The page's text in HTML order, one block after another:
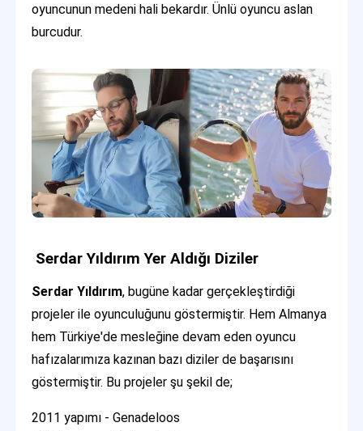
oyuncunun medeni hali bekardır. Ünlü oyuncu aslan
burcudur.
Serdar Yıldırım Yer Aldığı Diziler
Serdar Yıldırım, bugüne kadar gerçekleştirdiği
projeler ile oyunculuğunu göstermiştir. Hem Almanya
hem Türkiye'de mesleğine devam eden oyuncu
hafızalarımıza kazınan bazı diziler de başarısını
göstermiştir. Bu projeler şu şekil de;
2011 yapımı - Genadeloos